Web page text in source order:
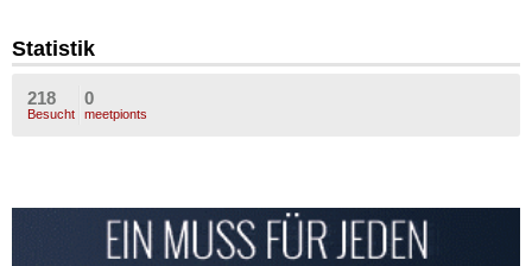
Statistik
218
Besucht
0
meetpionts